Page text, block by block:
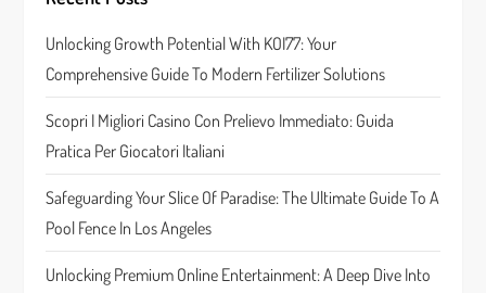
g
a
t
i
o
n
Unlocking Growth Potential With KOI77: Your
Comprehensive Guide To Modern Fertilizer Solutions
Scopri I Migliori Casino Con Prelievo Immediato: Guida
Pratica Per Giocatori Italiani
Safeguarding Your Slice Of Paradise: The Ultimate Guide To A
Pool Fence In Los Angeles
Unlocking Premium Online Entertainment: A Deep Dive Into